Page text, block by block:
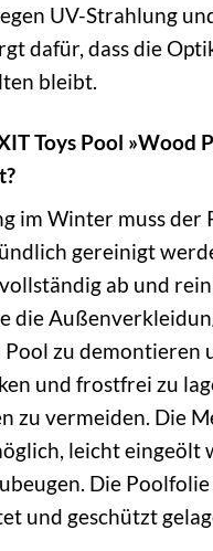
UV-Strahlung
dafür, dass die
bleibt.
Toys Pool »Wood
im Winter muss der
gereinigt
ab und
die
Pool zu demontieren
und frostfrei zu
zu vermeiden. Die
leicht eingeölt
Die
und geschützt